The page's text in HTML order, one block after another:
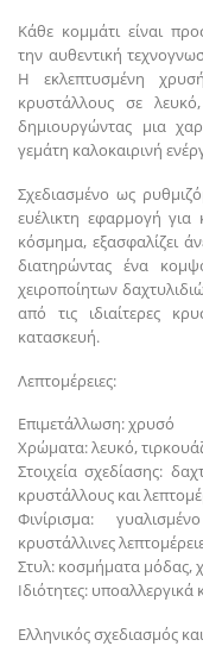
Κάθε κομμάτι είναι
την αυθεντική
Η εκλεπτυσμένη
κρυστάλλους σε
δημιουργώντας μια
γεμάτη καλοκαιρινή
Σχεδιασμένο ως
ευέλικτη εφαρμογή
κόσμημα, εξασφαλίζει
διατηρώντας ένα
χειροποίητων
από τις ιδιαίτερες
κατασκευή.
Λεπτομέρειες:
Επιμετάλλωση: χρυσό
Χρώματα: λευκό,
Στοιχεία σχεδίασης:
κρυστάλλους και
Φινίρισμα:
κρυστάλλινες
Στυλ: κοσμήματα μόδας,
Ιδιότητες:
Ελληνικός σχεδιασμός